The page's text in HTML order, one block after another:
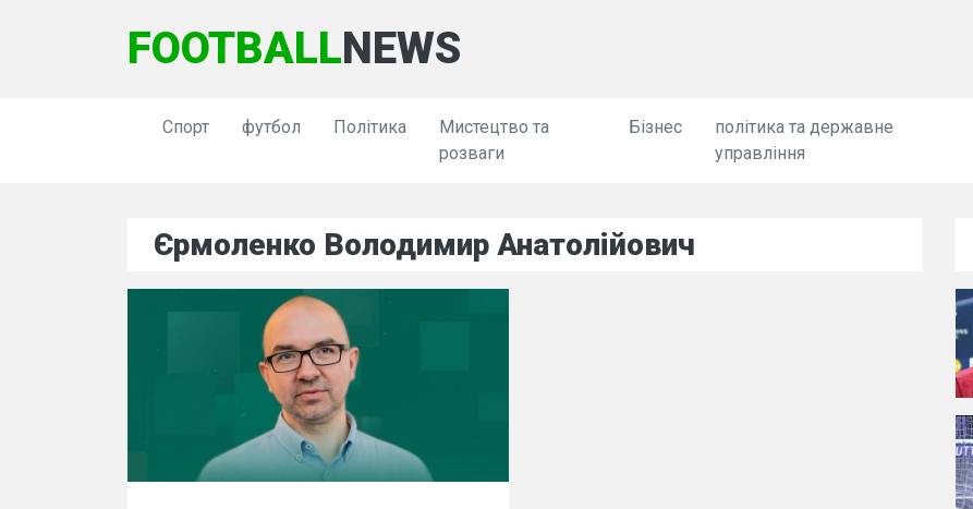
FOOTBALLNEWS
Спорт футбол Політика
Мистецтво та
розваги
Бізнес
політика та державне
управління
Єрмоленко Володимир Анатолійович